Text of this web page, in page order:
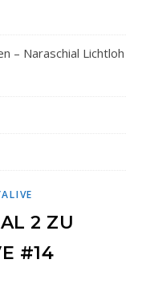
– Naraschial Lichtloh
2 ZU
#14